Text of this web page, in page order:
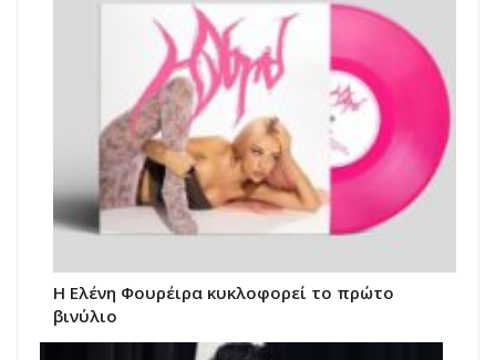
Η Ελένη Φουρέιρα κυκλοφορεί το πρώτο
βινύλιο